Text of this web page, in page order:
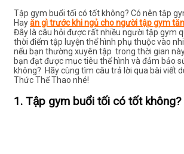
Tập gym buổi tối có tốt không? Có nên tập
Hayăn gì trước khi ngủ cho người tập gym
Đây là câu hỏi được rất nhiều người tập gym
thời điểm tập luyện thể hình phụ thuộc vào
nếu bạn thường xuyên tập trong thời gian
bạn đạt được mục tiêu thể hình và đảm bảo
không? Hãy cùng tìm câu trả lời qua bài viết
Thức Thể Thao nhé!
1. Tập gym buổi tối có tốt không?